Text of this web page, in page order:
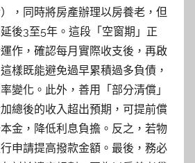
），同時將房產辦理以房養老，但
後3至5年。這段「空窗期」正
作，確認每月實際收支後，再啟
樣既能避免過早累積過多負債，
變化。此外，善用「部分清償」
總後的收入超出預期，可提前償
金，降低利息負擔。反之，若物
申請提高撥款金額。最後，務必